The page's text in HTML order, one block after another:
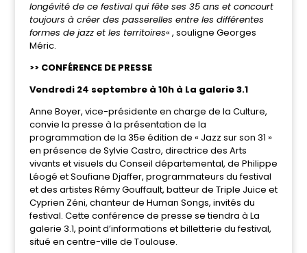
longévité de ce festival qui fête ses 35 ans et concourt
toujours à créer des passerelles entre les différentes
formes de jazz et les territoires« , souligne Georges
Méric.
>> CONFÉRENCE DE PRESSE
Vendredi 24 septembre à 10h à La galerie 3.1
Anne Boyer, vice-présidente en charge de la Culture,
convie la presse à la présentation de la
programmation de la 35e édition de « Jazz sur son 31 »
en présence de Sylvie Castro, directrice des Arts
vivants et visuels du Conseil départemental, de Philippe
Léogé et Soufiane Djaffer, programmateurs du festival
et des artistes Rémy Gouffault, batteur de Triple Juice et
Cyprien Zéni, chanteur de Human Songs, invités du
festival. Cette conférence de presse se tiendra à La
galerie 3.1, point d’informations et billetterie du festival,
situé en centre-ville de Toulouse.